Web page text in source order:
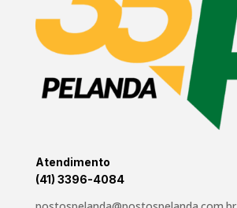
Atendimento
(41) 3396-4084